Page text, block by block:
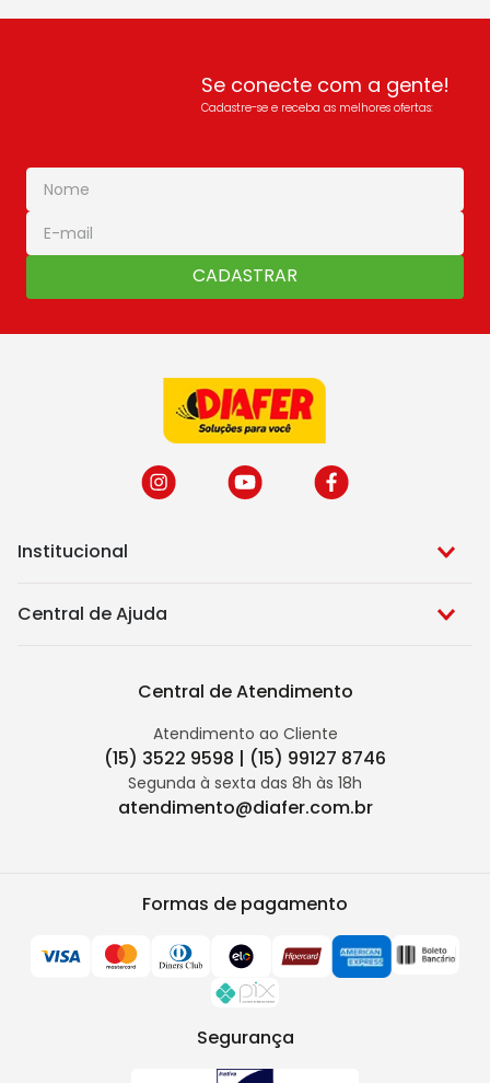
Se conecte com a gente!
Cadastre-se e receba as melhores ofertas:
CADASTRAR
Institucional
Central de Ajuda
Central de Atendimento
Atendimento ao Cliente
(15) 3522 9598 | (15) 99127 8746
Segunda à sexta das 8h às 18h
atendimento@diafer.com.br
Formas de pagamento
Segurança